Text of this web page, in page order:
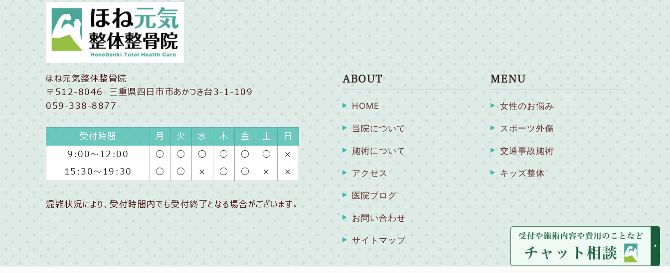
ほね元気整体整骨院
〒512-8046 三重県四日市市あかつき台3-1-109
059-338-8877
受付時間 月 火 水 木 金 土
日
9:00〜12:00
◯ ◯ ◯ ◯ ◯ ◯
×
15:30〜19:30
◯ ◯ × ◯ ◯ × ×
混雑状況により、受付時間内でも受付終了となる場合がございます。
ABOUT
HOME
当院について
施術について
アクセス
医院ブログ
お問い合わせ
サイトマップ
MENU
女性のお悩み
スポーツ外傷
交通事故施術
キッズ整体